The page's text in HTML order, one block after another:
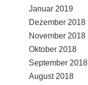
Januar 2019
Dezember 2018
November 2018
Oktober 2018
September 2018
August 2018